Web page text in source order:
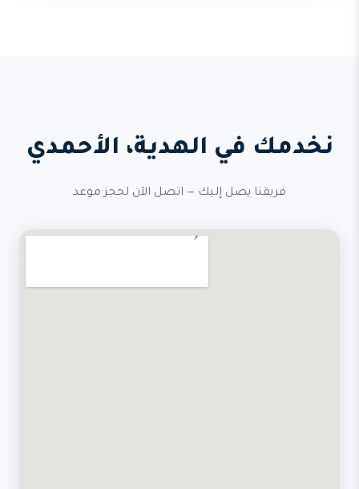
نخدمك في الهدية، الأحمدي
فريقنا يصل إليك — اتصل الآن لحجز موعد